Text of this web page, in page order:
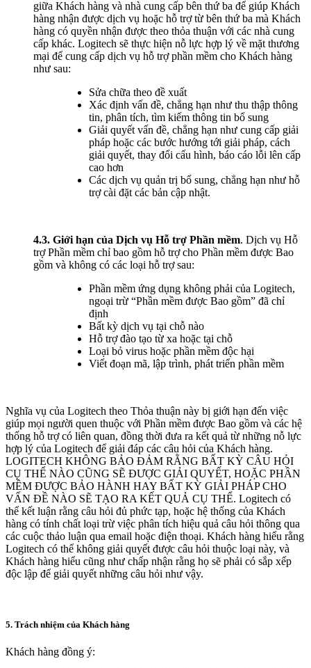
giữa Khách hàng và nhà cung cấp bên thứ ba để giúp Khách
hàng nhận được dịch vụ hoặc hỗ trợ từ bên thứ ba mà Khách
hàng có quyền nhận được theo thỏa thuận với các nhà cung
cấp khác. Logitech sẽ thực hiện nỗ lực hợp lý về mặt thương
mại để cung cấp dịch vụ hỗ trợ phần mềm cho Khách hàng
như sau:
Sửa chữa theo đề xuất
Xác định vấn đề, chẳng hạn như thu thập thông
tin, phân tích, tìm kiếm thông tin bổ sung
Giải quyết vấn đề, chẳng hạn như cung cấp giải
pháp hoặc các bước hướng tới giải pháp, cách
giải quyết, thay đổi cấu hình, báo cáo lỗi lên cấp
cao hơn
Các dịch vụ quản trị bổ sung, chẳng hạn như hỗ
trợ cài đặt các bản cập nhật.
4.3. Giới hạn của Dịch vụ Hỗ trợ Phần mềm. Dịch vụ Hỗ
trợ Phần mềm chỉ bao gồm hỗ trợ cho Phần mềm được Bao
gồm và không có các loại hỗ trợ sau:
Phần mềm ứng dụng không phải của Logitech,
ngoại trừ “Phần mềm được Bao gồm” đã chỉ
định
Bất kỳ dịch vụ tại chỗ nào
Hỗ trợ đào tạo từ xa hoặc tại chỗ
Loại bỏ virus hoặc phần mềm độc hại
Viết đoạn mã, lập trình, phát triển phần mềm
Nghĩa vụ của Logitech theo Thỏa thuận này bị giới hạn đến việc
giúp mọi người quen thuộc với Phần mềm được Bao gồm và các hệ
thống hỗ trợ có liên quan, đồng thời đưa ra kết quả từ những nỗ lực
hợp lý của Logitech để giải đáp các câu hỏi của Khách hàng.
LOGITECH KHÔNG BẢO ĐẢM RẰNG BẤT KỲ CÂU HỎI
CỤ THỂ NÀO CŨNG SẼ ĐƯỢC GIẢI QUYẾT, HOẶC PHẦN
MỀM ĐƯỢC BẢO HÀNH HAY BẤT KỲ GIẢI PHÁP CHO
VẤN ĐỀ NÀO SẼ TẠO RA KẾT QUẢ CỤ THỂ. Logitech có
thể kết luận rằng câu hỏi đủ phức tạp, hoặc hệ thống của Khách
hàng có tính chất loại trừ việc phân tích hiệu quả câu hỏi thông qua
các cuộc thảo luận qua email hoặc điện thoại. Khách hàng hiểu rằng
Logitech có thể không giải quyết được câu hỏi thuộc loại này, và
Khách hàng hiểu cũng như chấp nhận rằng họ sẽ phải có sắp xếp
độc lập để giải quyết những câu hỏi như vậy.
5. Trách nhiệm của Khách hàng
Khách hàng đồng ý: